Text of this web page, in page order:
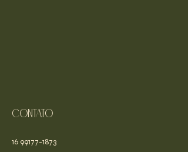
Contato
16 99177-1873